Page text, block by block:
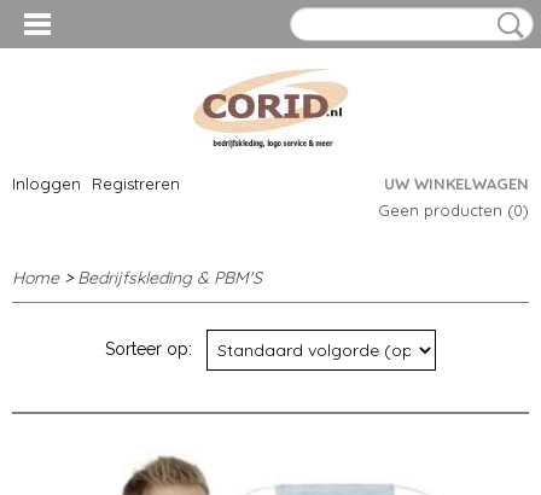
Inloggen Registreren
UW WINKELWAGEN
Geen producten (0)
Home> Bedrijfskleding & PBM'S
Sorteer op: